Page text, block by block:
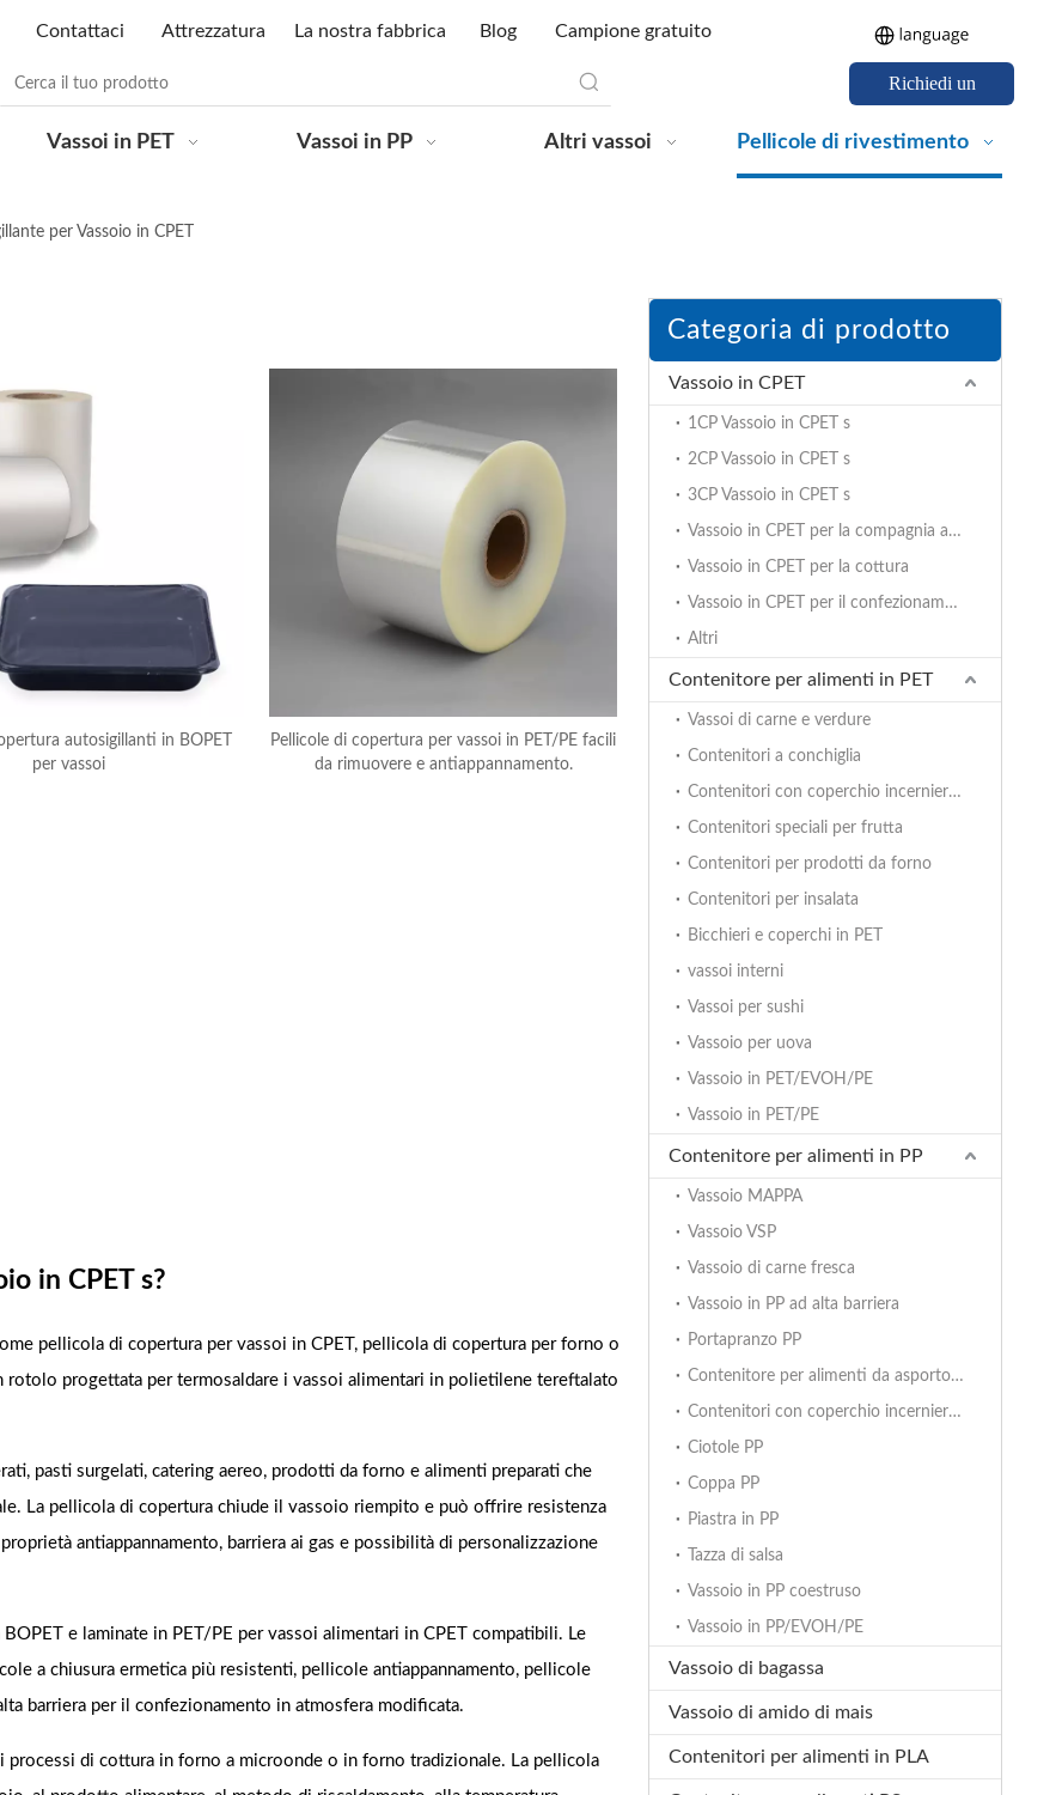
Contattaci Attrezzatura La nostra fabbrica Blog Campione gratuito
Richiedi un
Vassoi in PET Vassoi in PP Altri vassoi Pellicole di rivestimento
per Vassoio in CPET
autosigillanti in BOPET
per vassoi
Pellicole di copertura per vassoi in PET/PE facili
da rimuovere e antiappannamento.
in CPET s?
pellicola di copertura per vassoi in CPET, pellicola di copertura per forno o
progettata per termosaldare i vassoi alimentari in polietilene tereftalato
pasti surgelati, catering aereo, prodotti da forno e alimenti preparati che
La pellicola di copertura chiude il vassoio riempito e può offrire resistenza
antiappannamento, barriera ai gas e possibilità di personalizzazione
e laminate in PET/PE per vassoi alimentari in CPET compatibili. Le
a chiusura ermetica più resistenti, pellicole antiappannamento, pellicole
barriera per il confezionamento in atmosfera modificata.
di cottura in forno a microonde o in forno tradizionale. La pellicola
Categoria di prodotto
Vassoio in CPET
1CP Vassoio in CPET s
2CP Vassoio in CPET s
3CP Vassoio in CPET s
Vassoio in CPET per la compagnia aerea
Vassoio in CPET per la cottura
Vassoio in CPET per il confezionamento dei pasti
Altri
Contenitore per alimenti in PET
Vassoi di carne e verdure
Contenitori a conchiglia
Contenitori con coperchio incernierato
Contenitori speciali per frutta
Contenitori per prodotti da forno
Contenitori per insalata
Bicchieri e coperchi in PET
vassoi interni
Vassoi per sushi
Vassoio per uova
Vassoio in PET/EVOH/PE
Vassoio in PET/PE
Contenitore per alimenti in PP
Vassoio MAPPA
Vassoio VSP
Vassoio di carne fresca
Vassoio in PP ad alta barriera
Portapranzo PP
Contenitore per alimenti da asporto con coperchio incernierato
Contenitori con coperchio incernierato bicolore
Ciotole PP
Coppa PP
Piastra in PP
Tazza di salsa
Vassoio in PP coestruso
Vassoio in PP/EVOH/PE
Vassoio di bagassa
Vassoio di amido di mais
Contenitori per alimenti in PLA